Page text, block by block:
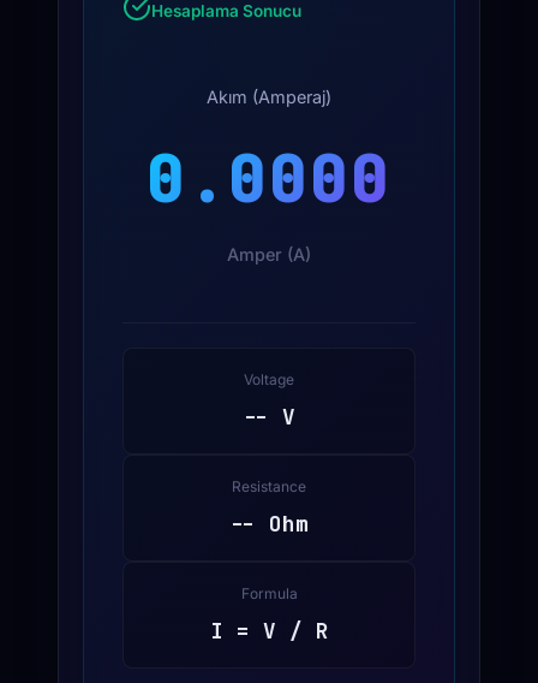
Hesaplama Sonucu
Akım (Amperaj)
0.0000
Amper (A)
Voltage
-- V
Resistance
-- Ohm
Formula
I = V / R